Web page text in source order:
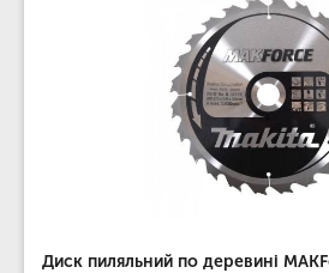
Диск пиляльний по деревині